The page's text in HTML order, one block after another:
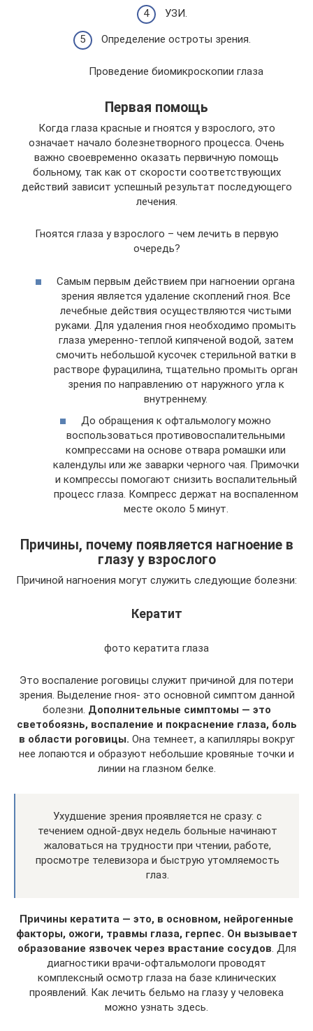
УЗИ.
Определение остроты зрения.
Проведение биомикроскопии глаза
Первая помощь
Когда глаза красные и гноятся у взрослого, это
означает начало болезнетворного процесса. Очень
важно своевременно оказать первичную помощь
больному, так как от скорости соответствующих
действий зависит успешный результат последующего
лечения.
Гноятся глаза у взрослого – чем лечить в первую
очередь?
Самым первым действием при нагноении органа
зрения является удаление скоплений гноя. Все
лечебные действия осуществляются чистыми
руками. Для удаления гноя необходимо промыть
глаза умеренно-теплой кипяченой водой, затем
смочить небольшой кусочек стерильной ватки в
растворе фурацилина, тщательно промыть орган
зрения по направлению от наружного угла к
внутреннему.
До обращения к офтальмологу можно
воспользоваться противовоспалительными
компрессами на основе отвара ромашки или
календулы или же заварки черного чая. Примочки
и компрессы помогают снизить воспалительный
процесс глаза. Компресс держат на воспаленном
месте около 5 минут.
Причины, почему появляется нагноение в
глазу у взрослого
Причиной нагноения могут служить следующие болезни:
Кератит
фото кератита глаза
Это воспаление роговицы служит причиной для потери
зрения. Выделение гноя- это основной симптом данной
болезни. Дополнительные симптомы — это
светобоязнь, воспаление и покраснение глаза, боль
в области роговицы. Она темнеет, а капилляры вокруг
нее лопаются и образуют небольшие кровяные точки и
линии на глазном белке.
Ухудшение зрения проявляется не сразу: с
течением одной-двух недель больные начинают
жаловаться на трудности при чтении, работе,
просмотре телевизора и быструю утомляемость
глаз.
Причины кератита — это, в основном, нейрогенные
факторы, ожоги, травмы глаза, герпес. Он вызывает
образование язвочек через врастание сосудов. Для
диагностики врачи-офтальмологи проводят
комплексный осмотр глаза на базе клинических
проявлений. Как лечить бельмо на глазу у человека
можно узнать здесь.